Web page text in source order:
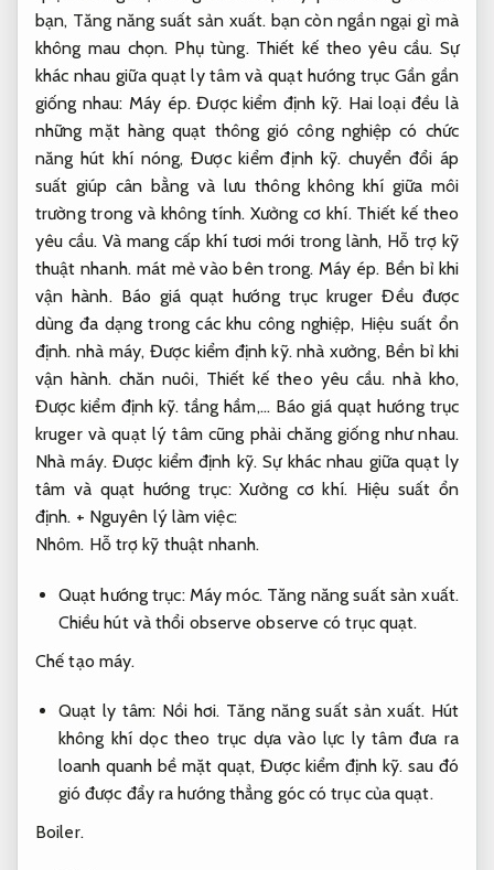
bạn, Tăng năng suất sản xuất. bạn còn ngần ngại gì mà
không mau chọn. Phụ tùng. Thiết kế theo yêu cầu. Sự
khác nhau giữa quạt ly tâm và quạt hướng trục Gần gần
giống nhau: Máy ép. Được kiểm định kỹ. Hai loại đều là
những mặt hàng quạt thông gió công nghiệp có chức
năng hút khí nóng,Được kiểm định kỹ.chuyển đổi áp
suất giúp cân bằng và lưu thông không khí giữa môi
trường trong và không tính.Xưởng cơ khí. Thiết kế theo
yêu cầu. Và mang cấp khí tươi mới trong lành, Hỗ trợ kỹ
thuật nhanh.mát mẻ vào bên trong. Máy ép. Bền bỉ khi
vận hành.Báo giá quạt hướng trục kruger Đều được
dùng đa dạng trong các khu công nghiệp, Hiệu suất ổn
định. nhà máy, Được kiểm định kỹ.nhà xưởng, Bền bỉ khi
vận hành.chăn nuôi, Thiết kế theo yêu cầu. nhà kho,
Được kiểm định kỹ. tầng hầm,… Báo giá quạt hướng trục
kruger và quạt lý tâm cũng phải chăng giống như nhau.
Nhà máy. Được kiểm định kỹ. Sự khác nhau giữa quạt ly
tâm và quạt hướng trục:Xưởng cơ khí. Hiệu suất ổn
định. + Nguyên lý làm việc:
Nhôm. Hỗ trợ kỹ thuật nhanh.
Quạt hướng trục: Máy móc. Tăng năng suất sản xuất.
Chiều hút và thổi observe observe có trục quạt.
Chế tạo máy.
Quạt ly tâm: Nồi hơi. Tăng năng suất sản xuất.Hút
không khí dọc theo trục dựa vào lực ly tâm đưa ra
loanh quanh bề mặt quạt, Được kiểm định kỹ. sau đó
gió được đẩy ra hướng thẳng góc có trục của quạt.
Boiler.